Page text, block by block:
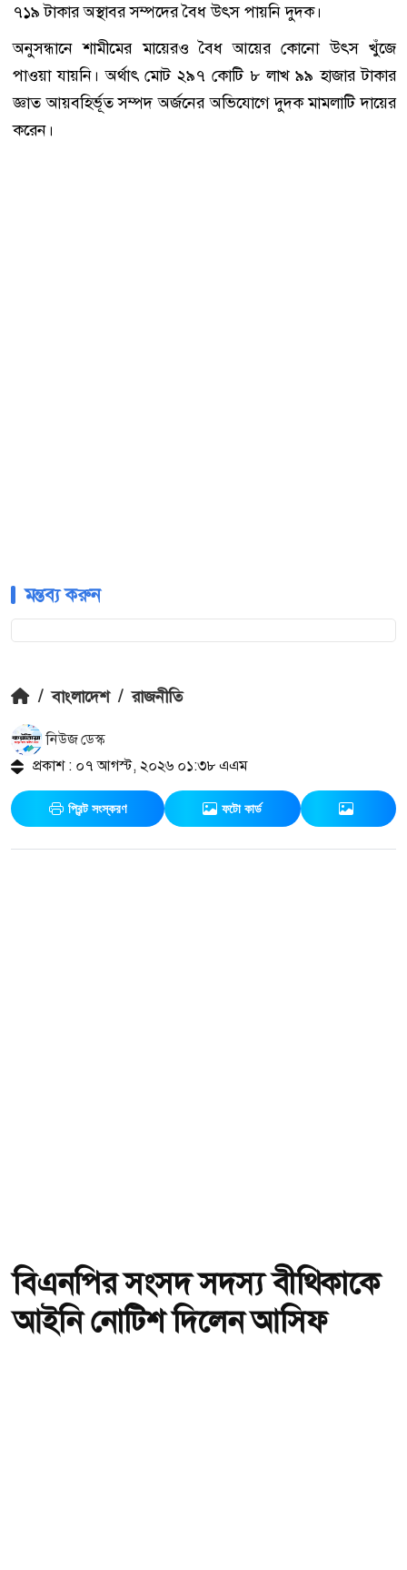
৭১৯ টাকার অস্থাবর সম্পদের বৈধ উৎস পায়নি দুদক।
অনুসন্ধানে শামীমের মায়েরও বৈধ আয়ের কোনো উৎস খুঁজে
পাওয়া যায়নি। অর্থাৎ মোট ২৯৭ কোটি ৮ লাখ ৯৯ হাজার টাকার
জ্ঞাত আয়বহির্ভূত সম্পদ অর্জনের অভিযোগে দুদক মামলাটি দায়ের
করেন।
মন্তব্য করুন
/ বাংলাদেশ / রাজনীতি
নিউজ ডেস্ক
প্রকাশ : ০৭ আগস্ট, ২০২৬ ০১:৩৮ এএম
প্রিন্ট সংস্করণ ফটো কার্ড
বিএনপির সংসদ সদস্য বীথিকাকে
আইনি নোটিশ দিলেন আসিফ